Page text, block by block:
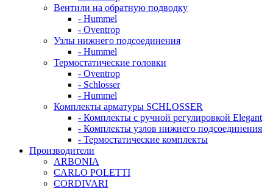
Вентили на обратную подводку
- Hummel
- Oventrop
Узлы нижнего подсоединения
- Hummel
Термостатические головки
- Oventrop
- Schlosser
- Hummel
Комплекты арматуры SCHLOSSER
- Комплекты с ручной регулировкой Elegant
- Комплекты узлов нижнего подсоединения
- Термостатические комплекты
Производители
ARBONIA
CARLO POLETTI
CORDIVARI